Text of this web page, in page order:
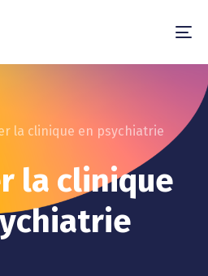
la clinique en psychiatrie
la clinique